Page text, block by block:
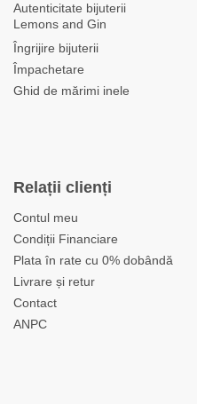
Autenticitate bijuterii
Lemons and Gin
Îngrijire bijuterii
Împachetare
Ghid de mărimi inele
Relații clienți
Contul meu
Condiții Financiare
Plata în rate cu 0% dobândă
Livrare și retur
Contact
ANPC